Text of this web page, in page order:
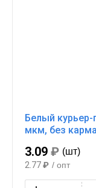
Белый
мкм, без
3.09 ₽ (шт)
2.77₽ / опт